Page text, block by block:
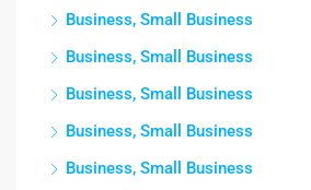
Business, Small Business
Business, Small Business
Business, Small Business
Business, Small Business
Business, Small Business